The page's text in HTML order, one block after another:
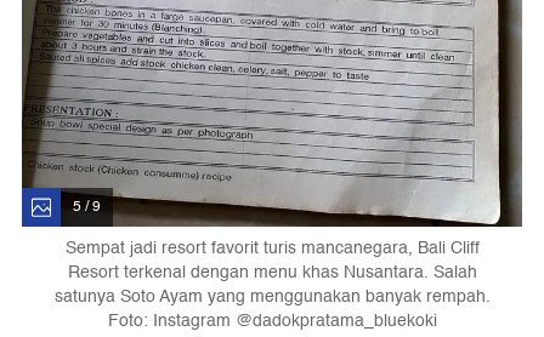
5 / 9
Sempat jadi resort favorit turis mancanegara, Bali Cliff
Resort terkenal dengan menu khas Nusantara. Salah
satunya Soto Ayam yang menggunakan banyak rempah.
Foto: Instagram @dadokpratama_bluekoki